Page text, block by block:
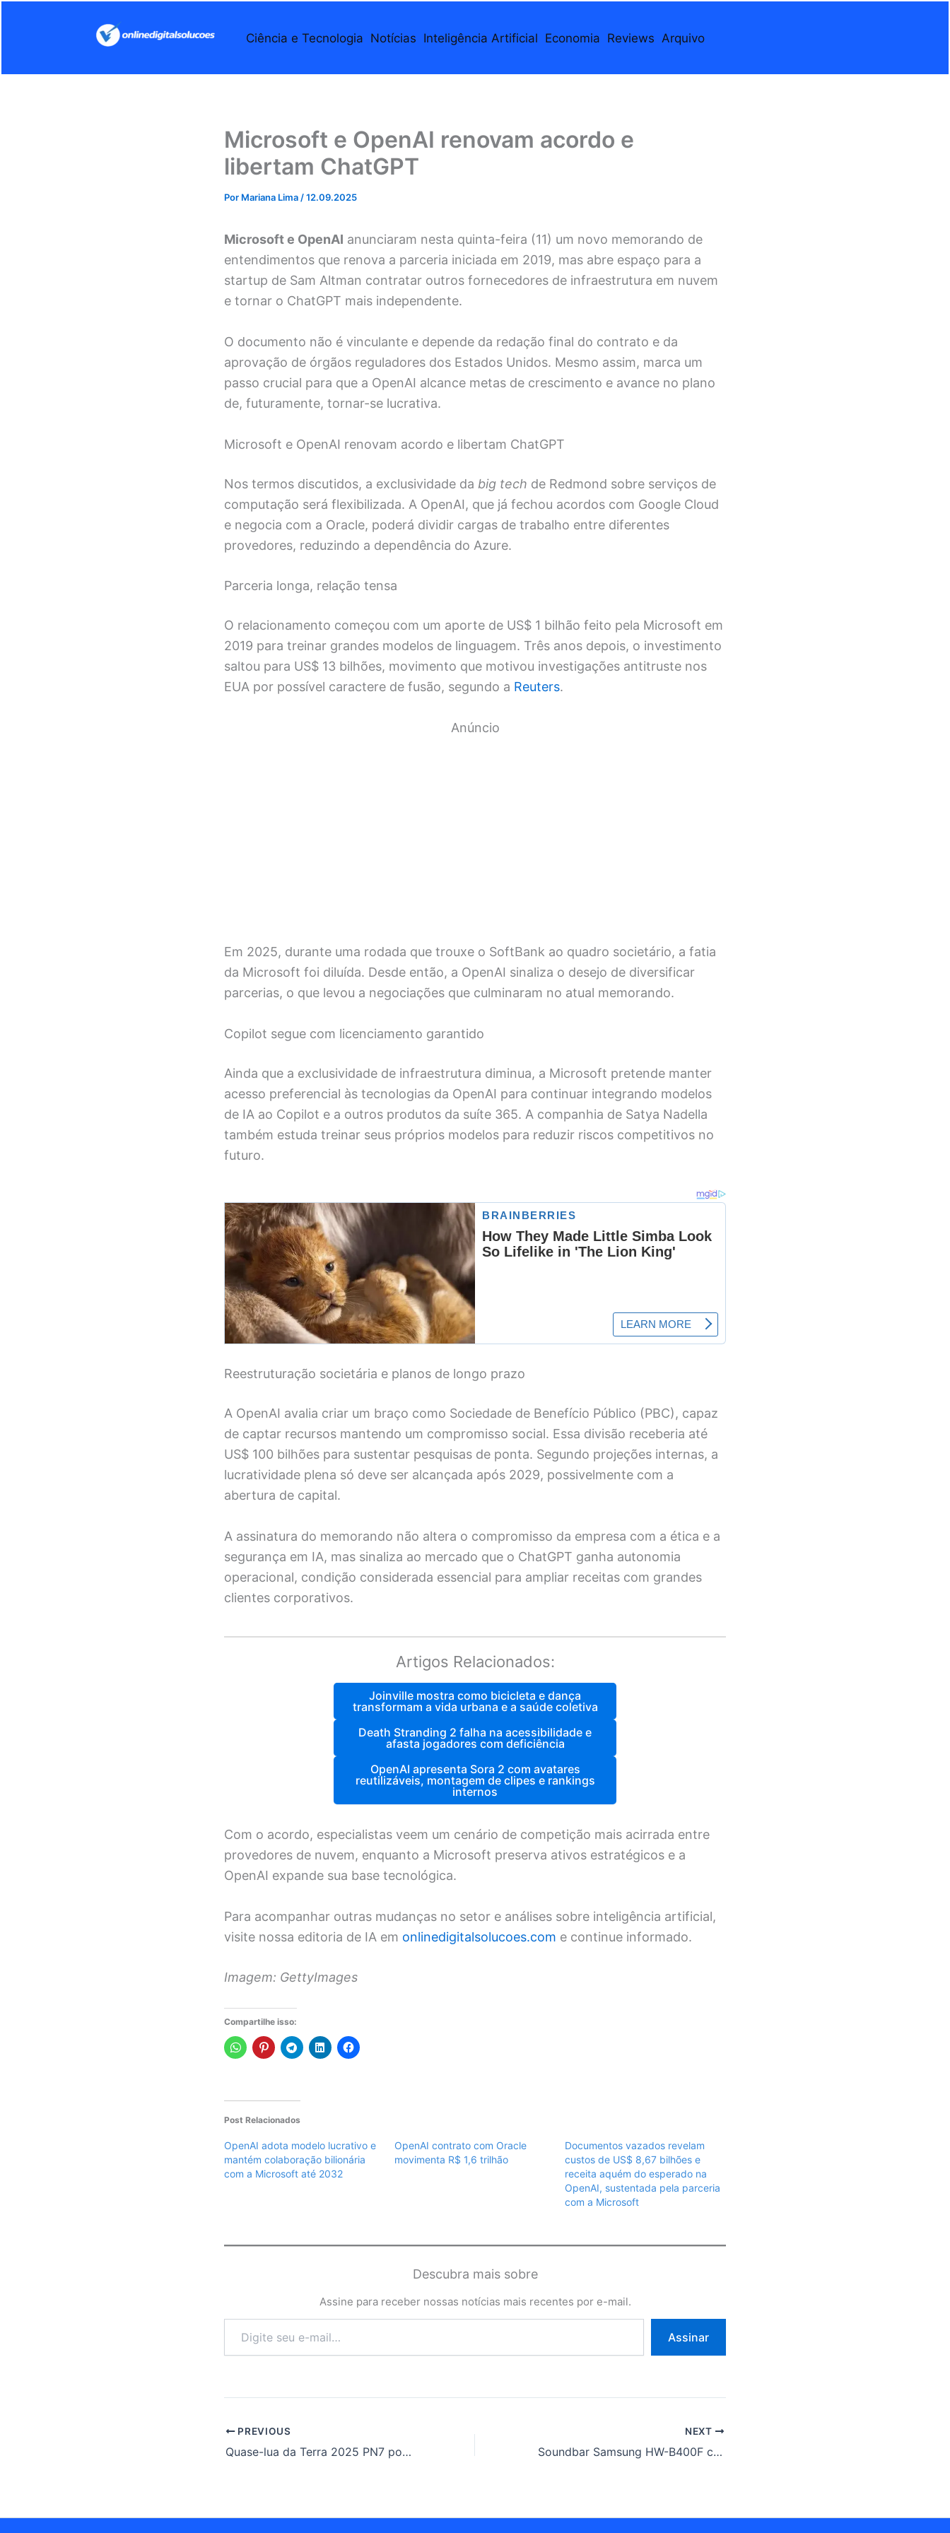
conteúdo
Ciência e Tecnologia Notícias Inteligência Artificial Economia Reviews Arquivo
Microsoft e OpenAI renovam acordo e
libertam ChatGPT
Por Mariana Lima /12.09.2025
Microsoft e OpenAI anunciaram nesta quinta-feira (11) um novo memorando de
entendimentos que renova a parceria iniciada em 2019, mas abre espaço para a
startup de Sam Altman contratar outros fornecedores de infraestrutura em nuvem
e tornar o ChatGPT mais independente.
O documento não é vinculante e depende da redação final do contrato e da
aprovação de órgãos reguladores dos Estados Unidos. Mesmo assim, marca um
passo crucial para que a OpenAI alcance metas de crescimento e avance no plano
de, futuramente, tornar-se lucrativa.
Microsoft e OpenAI renovam acordo e libertam ChatGPT
Nos termos discutidos, a exclusividade da big tech de Redmond sobre serviços de
computação será flexibilizada. A OpenAI, que já fechou acordos com Google Cloud
e negocia com a Oracle, poderá dividir cargas de trabalho entre diferentes
provedores, reduzindo a dependência do Azure.
Parceria longa, relação tensa
O relacionamento começou com um aporte de US$ 1 bilhão feito pela Microsoft em
2019 para treinar grandes modelos de linguagem. Três anos depois, o investimento
saltou para US$ 13 bilhões, movimento que motivou investigações antitruste nos
EUA por possível caractere de fusão, segundo a Reuters.
Anúncio
Em 2025, durante uma rodada que trouxe o SoftBank ao quadro societário, a fatia
da Microsoft foi diluída. Desde então, a OpenAI sinaliza o desejo de diversificar
parcerias, o que levou a negociações que culminaram no atual memorando.
Copilot segue com licenciamento garantido
Ainda que a exclusividade de infraestrutura diminua, a Microsoft pretende manter
acesso preferencial às tecnologias da OpenAI para continuar integrando modelos
de IA ao Copilot e a outros produtos da suíte 365. A companhia de Satya Nadella
também estuda treinar seus próprios modelos para reduzir riscos competitivos no
futuro.
Reestruturação societária e planos de longo prazo
A OpenAI avalia criar um braço como Sociedade de Benefício Público (PBC), capaz
de captar recursos mantendo um compromisso social. Essa divisão receberia até
US$ 100 bilhões para sustentar pesquisas de ponta. Segundo projeções internas, a
lucratividade plena só deve ser alcançada após 2029, possivelmente com a
abertura de capital.
A assinatura do memorando não altera o compromisso da empresa com a ética e a
segurança em IA, mas sinaliza ao mercado que o ChatGPT ganha autonomia
operacional, condição considerada essencial para ampliar receitas com grandes
clientes corporativos.
Artigos Relacionados:
Joinville mostra como bicicleta e dança
transformam a vida urbana e a saúde coletiva
Death Stranding 2 falha na acessibilidade e
afasta jogadores com deficiência
OpenAI apresenta Sora 2 com avatares
reutilizáveis, montagem de clipes e rankings
internos
Com o acordo, especialistas veem um cenário de competição mais acirrada entre
provedores de nuvem, enquanto a Microsoft preserva ativos estratégicos e a
OpenAI expande sua base tecnológica.
Para acompanhar outras mudanças no setor e análises sobre inteligência artificial,
visite nossa editoria de IA em onlinedigitalsolucoes.com e continue informado.
Imagem: GettyImages
Compartilhe isso:
Post Relacionados
OpenAI adota modelo lucrativo e
mantém colaboração bilionária
com a Microsoft até 2032
OpenAI contrato com Oracle
movimenta R$ 1,6 trilhão
Documentos vazados revelam
custos de US$ 8,67 bilhões e
receita aquém do esperado na
OpenAI, sustentada pela parceria
com a Microsoft
Descubra mais sobre
Assine para receber nossas notícias mais recentes por e-mail.
e-
Assinar
PREVIOUS
Quase-lua da Terra 2025 PN7 pode acompanhar planeta
NEXT
Soundbar Samsung HW-B400F cai para R$ 679 na Shopee